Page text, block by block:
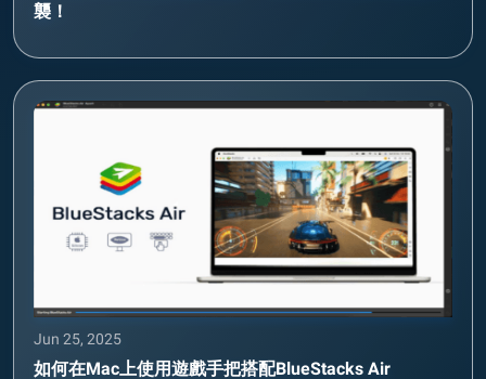
襲！
Jun 25, 2025
如何在Mac上使用遊戲手把搭配BlueStacks Air